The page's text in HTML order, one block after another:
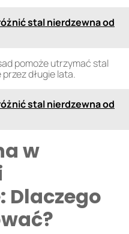
stal nierdzewna od
pomoże utrzymać stal
długie lata.
stal nierdzewna od
w
Dlaczego